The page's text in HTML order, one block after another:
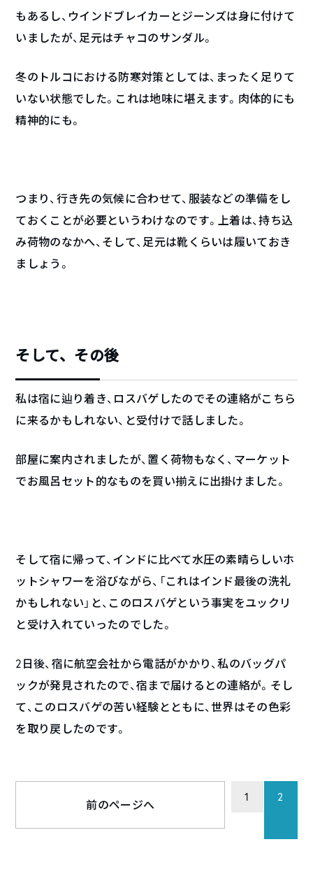
もあるし、ウインドブレイカーとジーンズは身に付けて
いましたが、足元はチャコのサンダル。
冬のトルコにおける防寒対策としては、まったく足りて
いない状態でした。これは地味に堪えます。肉体的にも
精神的にも。
つまり、行き先の気候に合わせて、服装などの準備をし
ておくことが必要というわけなのです。上着は、持ち込
み荷物のなかへ、そして、足元は靴くらいは履いておき
ましょう。
そして、その後
私は宿に辿り着き、ロスバゲしたのでその連絡がこちら
に来るかもしれない、と受付けで話しました。
部屋に案内されましたが、置く荷物もなく、マーケット
でお風呂セット的なものを買い揃えに出掛けました。
そして宿に帰って、インドに比べて水圧の素晴らしいホ
ットシャワーを浴びながら、「これはインド最後の洗礼
かもしれない」と、このロスバゲという事実をユックリ
と受け入れていったのでした。
2日後、宿に航空会社から電話がかかり、私のバッグパ
ックが発見されたので、宿まで届けるとの連絡が。そし
て、このロスバゲの苦い経験とともに、世界はその色彩
を取り戻したのです。
前のページへ
1 2